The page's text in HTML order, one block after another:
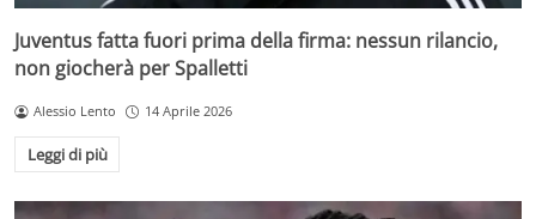
Juventus fatta fuori prima della firma: nessun rilancio,
non giocherà per Spalletti
Alessio Lento 14 Aprile 2026
Leggi di più